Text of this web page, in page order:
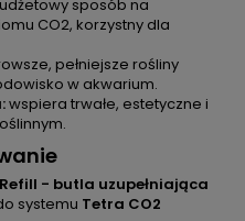
sposób na
CO2, korzystny dla
pełniejsze rośliny
w akwarium.
wspiera trwałe, estetyczne i
- butla uzupełniająca
systemu Tetra CO2